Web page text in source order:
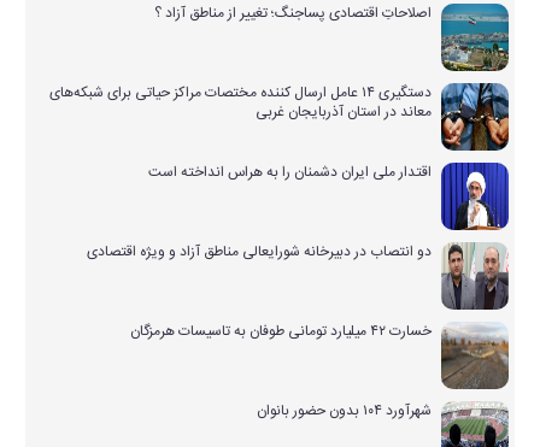
اصلاحاتِ اقتصادی پساجنگ؛ تغییر از مناطق آزاد ؟
دستگیری ۱۴ عامل ارسال کننده مختصات مراکز حیاتی برای شبکه‌های
معاند در استان آذربایجان غربی
اقتدار ملی ایران دشمنان را به هراس انداخته است
دو انتصاب در دبیرخانه شورایعالی مناطق آزاد و ویژه اقتصادی
خسارت ۴۲ میلیارد تومانی طوفان به تاسیسات هرمزگان
شهرآورد ۱۰۴ بدون حضور بانوان